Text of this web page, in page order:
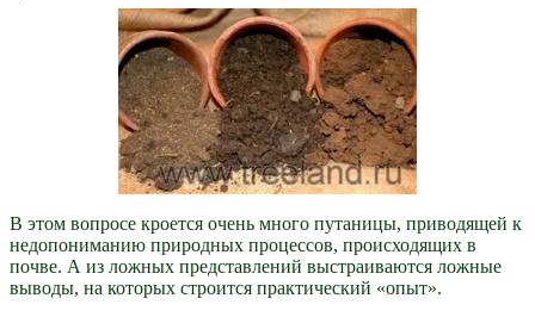
В этом вопросе кроется очень много путаницы, приводящей к
недопониманию природных процессов, происходящих в
почве. А из ложных представлений выстраиваются ложные
выводы, на которых строится практический «опыт».